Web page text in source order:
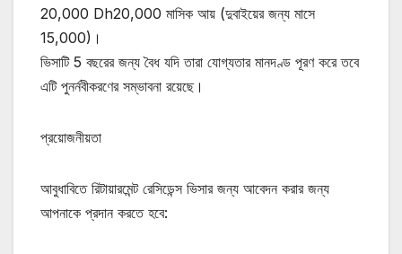
20,000 Dh20,000 মাসিক আয় (দুবাইয়ের জন্য মাসে
15,000)।
ভিসাটি 5 বছরের জন্য বৈধ যদি তারা যোগ্যতার মানদণ্ড পূরণ করে তবে
এটি পুনর্নবীকরণের সম্ভাবনা রয়েছে।
প্রয়োজনীয়তা
আবুধাবিতে রিটায়ারমেন্ট রেসিডেন্স ভিসার জন্য আবেদন করার জন্য
আপনাকে প্রদান করতে হবে: